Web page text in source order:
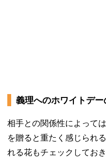
義理へのホワイトデ
相手との関係性によって
を贈ると重たく感じられ
れる花もチェックしておき